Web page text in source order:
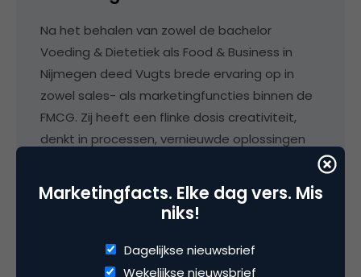
Na het behalen van zowel de bachelor
Voeding & Dietetiek als Food & Business in
Nijmegen deed Vugts brede ervaring op in
zowel sales- als marketingfuncties binnen de
FMCG. Zij heeft een flinke dosis creativiteit,
denkt in processen, vernieuwde oplossingen
stakeholders slaan om vervolgens
toegevoegde waarde te brengen in de hele
verantwoordelijkheid neemt en niet bang is
om de status quo te challengen. Kenmerkend
Marketingfacts. Elke dag vers. Mis
niks!
Dagelijkse nieuwsbrief
Wekelijkse nieuwsbrief